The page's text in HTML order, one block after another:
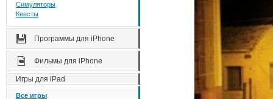
Симуляторы
Квесты
Программы для iPhone
Фильмы для iPhone
Игры для iPad
Все игры